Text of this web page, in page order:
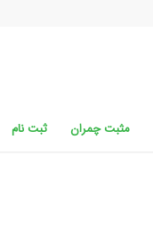
مثبت چمران ثبت نام